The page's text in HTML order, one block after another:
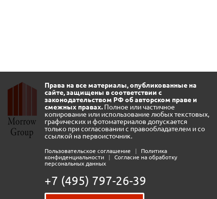
Права на все материалы, опубликованные на
сайте, защищены в соответствии с
законодательством РФ об авторском праве и
смежных правах. Полное или частичное
копирование или использование любых текстовых,
графических и фотоматериалов допускается
только при согласовании с правообладателем и со
ссылкой на первоисточник.
Пользовательское соглашение |
Политика
конфиденциальности
|
Согласие на обработку
персональных данных
+7 (495) 797-26-39